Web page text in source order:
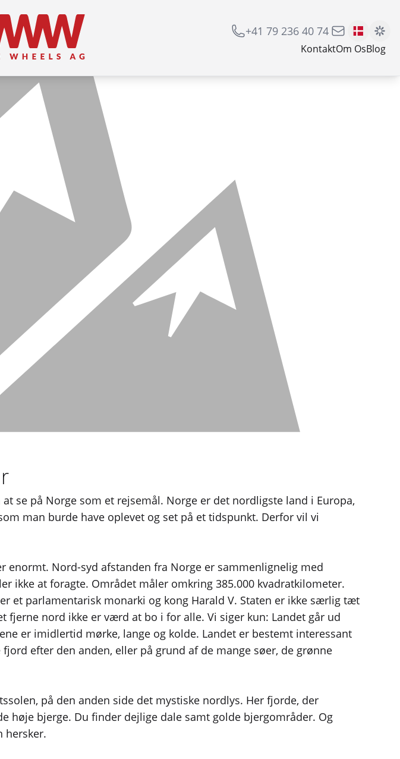
+41 79 236 40 74
KontaktOm OsBlog
se på Norge som et rejsemål. Norge er det nordligste land i Europa,
man burde have oplevet og set på et tidspunkt. Derfor vil vi
enormt. Nord-syd afstanden fra Norge er sammenlignelig med
ikke at foragte. Området måler omkring 385.000 kvadratkilometer.
et parlamentarisk monarki og kong Harald V. Staten er ikke særlig tæt
fjerne nord ikke er værd at bo i for alle. Vi siger kun: Landet går ud
er imidlertid mørke, lange og kolde. Landet er bestemt interessant
efter den anden, eller på grund af de mange søer, de grønne
på den anden side det mystiske nordlys. Her fjorde, der
høje bjerge. Du finder dejlige dale samt golde bjergområder. Og
hersker.